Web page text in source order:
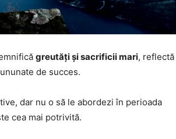
greutăți și sacrificii mari, reflectă
de succes.
dar nu o să le abordezi în perioada
cea mai potrivită.